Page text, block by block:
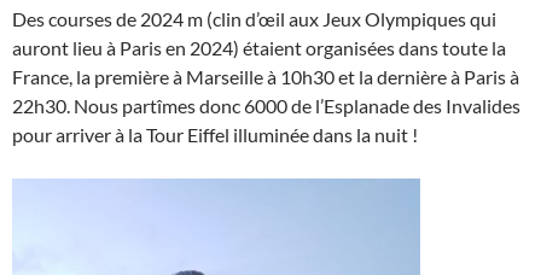
Des courses de 2024 m (clin d’œil aux Jeux Olympiques qui
auront lieu à Paris en 2024) étaient organisées dans toute la
France, la première à Marseille à 10h30 et la dernière à Paris à
22h30. Nous partîmes donc 6000 de l’Esplanade des Invalides
pour arriver à la Tour Eiffel illuminée dans la nuit !